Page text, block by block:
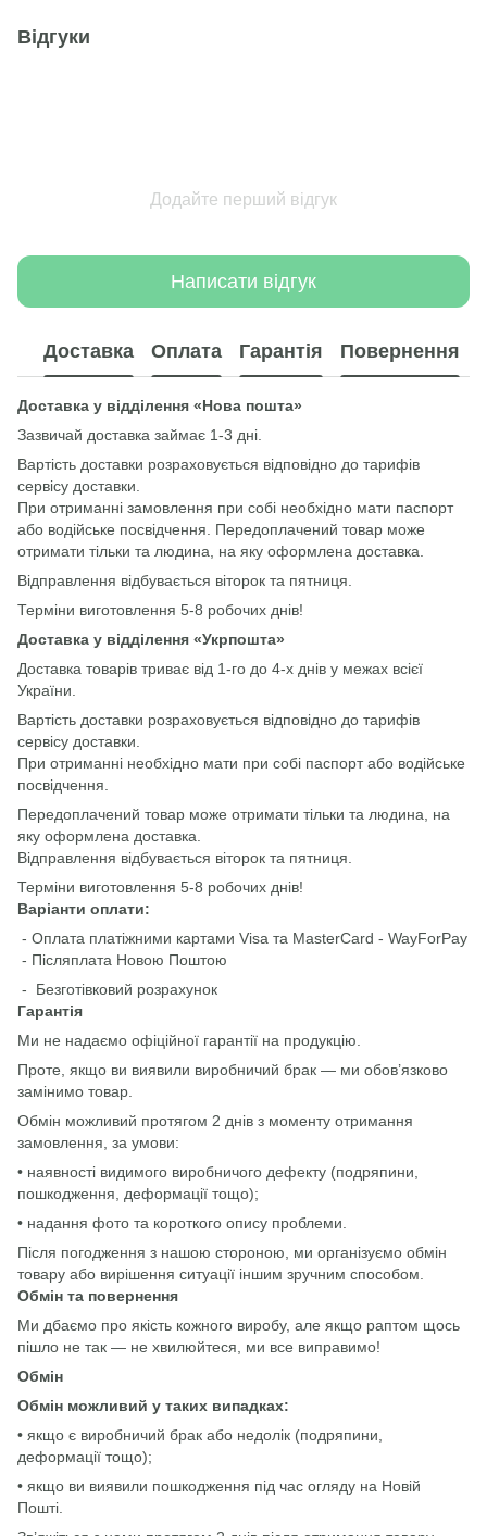
Відгуки
Додайте перший відгук
Написати відгук
Доставка Оплата Гарантія Повернення
Доставка у відділення «Нова пошта»
Зазвичай доставка займає 1-3 дні.
Вартість доставки розраховується відповідно до тарифів
сервісу доставки.
При отриманні замовлення при собі необхідно мати паспорт
або водійське посвідчення. Передоплачений товар може
отримати тільки та людина, на яку оформлена доставка.
Відправлення відбувається віторок та пятниця.
Терміни виготовлення 5-8 робочих днів!
Доставка у відділення «Укрпошта»
Доставка товарів триває від 1-го до 4-х днів у межах всієї
України.
Вартість доставки розраховується відповідно до тарифів
сервісу доставки.
При отриманні необхідно мати при собі паспорт або водійське
посвідчення.
Передоплачений товар може отримати тільки та людина, на
яку оформлена доставка.
Відправлення відбувається віторок та пятниця.
Терміни виготовлення 5-8 робочих днів!
Варіанти оплати:
- Оплата платіжними картами Visa та MasterCard - WayForPay
- Післяплата Новою Поштою
- Безготівковий розрахунок
Гарантія
Ми не надаємо офіційної гарантії на продукцію.
Проте, якщо ви виявили виробничий брак — ми обов’язково
замінимо товар.
Обмін можливий протягом 2 днів з моменту отримання
замовлення, за умови:
• наявності видимого виробничого дефекту (подряпини,
пошкодження, деформації тощо);
• надання фото та короткого опису проблеми.
Після погодження з нашою стороною, ми організуємо обмін
товару або вирішення ситуації іншим зручним способом.
Обмін та повернення
Ми дбаємо про якість кожного виробу, але якщо раптом щось
пішло не так — не хвилюйтеся, ми все виправимо!
Обмін
Обмін можливий у таких випадках:
• якщо є виробничий брак або недолік (подряпини,
деформації тощо);
• якщо ви виявили пошкодження під час огляду на Новій
Пошті.